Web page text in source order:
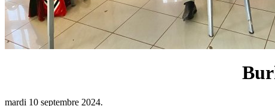
mardi 10 septembre 2024.